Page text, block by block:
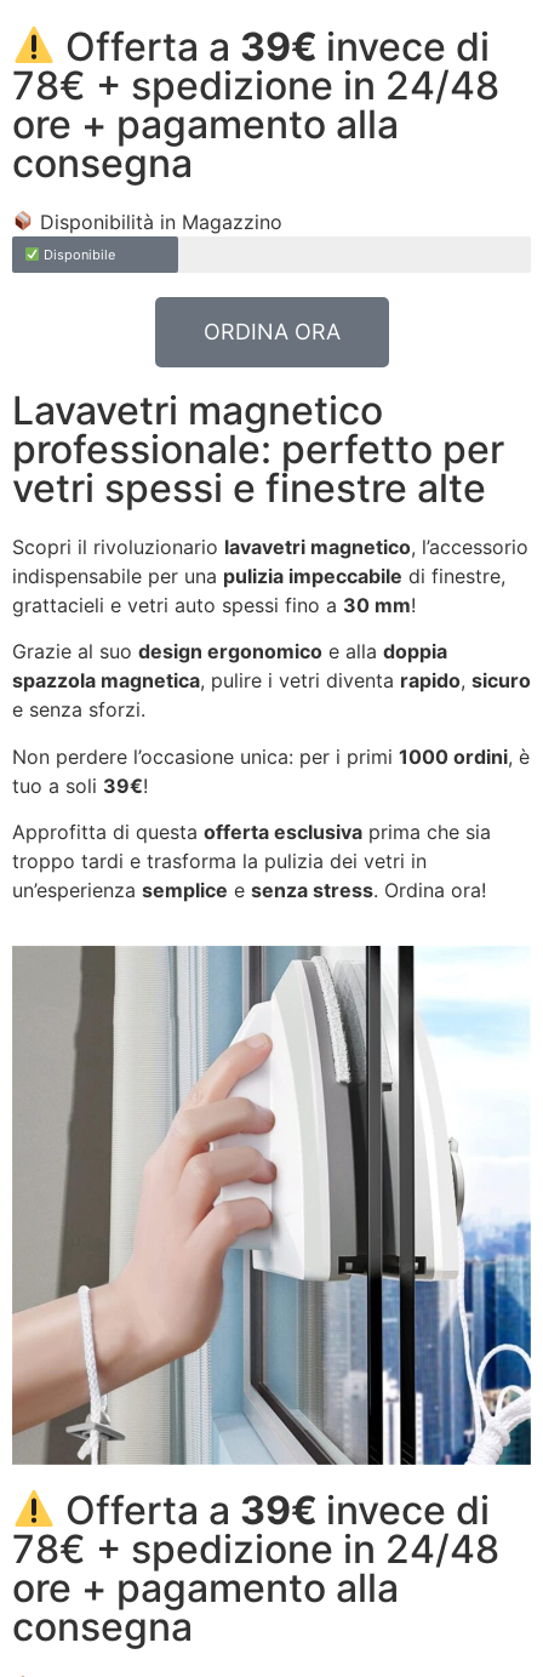
Offerta a 39€ invece di
78€ + spedizione in 24/48
ore + pagamento alla
consegna
Disponibilità in Magazzino
Disponibile
ORDINA ORA
Lavavetri magnetico
professionale: perfetto per
vetri spessi e finestre alte
Scopri il rivoluzionario lavavetri magnetico, l’accessorio
indispensabile per una pulizia impeccabile di finestre,
grattacieli e vetri auto spessi fino a 30 mm!
Grazie al suo design ergonomico e alla doppia
spazzola magnetica, pulire i vetri diventa rapido, sicuro
e senza sforzi.
Non perdere l’occasione unica: per i primi 1000 ordini, è
tuo a soli 39€!
Approfitta di questa offerta esclusiva prima che sia
troppo tardi e trasforma la pulizia dei vetri in
un’esperienza semplice e senza stress. Ordina ora!
Offerta a 39€ invece di
78€ + spedizione in 24/48
ore + pagamento alla
consegna